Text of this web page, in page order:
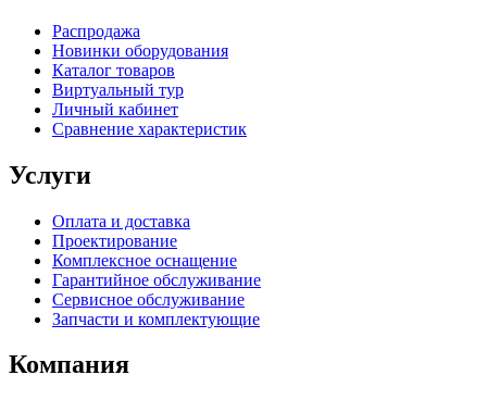
Распродажа
Новинки оборудования
Каталог товаров
Виртуальный тур
Личный кабинет
Сравнение характеристик
Услуги
Оплата и доставка
Проектирование
Комплексное оснащение
Гарантийное обслуживание
Сервисное обслуживание
Запчасти и комплектующие
Компания